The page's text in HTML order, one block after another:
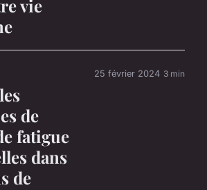
vie
de
fatigue
dans
de
25 février 2024 3 min